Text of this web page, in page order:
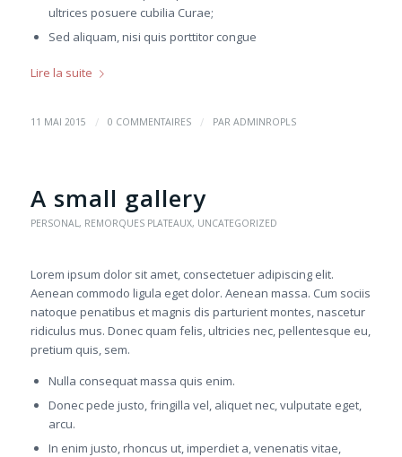
ultrices posuere cubilia Curae;
Sed aliquam, nisi quis porttitor congue
Lire la suite
11 MAI 2015 / 0 COMMENTAIRES / PAR ADMINROPLS
A small gallery
PERSONAL , REMORQUES PLATEAUX, UNCATEGORIZED
Lorem ipsum dolor sit amet, consectetuer adipiscing elit.
Aenean commodo ligula eget dolor. Aenean massa. Cum sociis
natoque penatibus et magnis dis parturient montes, nascetur
ridiculus mus. Donec quam felis, ultricies nec, pellentesque eu,
pretium quis, sem.
Nulla consequat massa quis enim.
Donec pede justo, fringilla vel, aliquet nec, vulputate eget,
arcu.
In enim justo, rhoncus ut, imperdiet a, venenatis vitae,